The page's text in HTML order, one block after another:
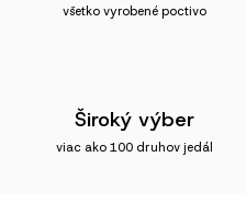
všetko vyrobené poctivo
Široký výber
viac ako 100 druhov jedál